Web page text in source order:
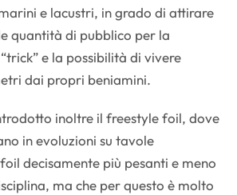
e lacustri, in grado di attirare
quantità di pubblico per la
e la possibilità di vivere
dai propri beniamini.
inoltre il freestyle foil, dove
in evoluzioni su tavole
decisamente più pesanti e meno
ma che per questo è molto